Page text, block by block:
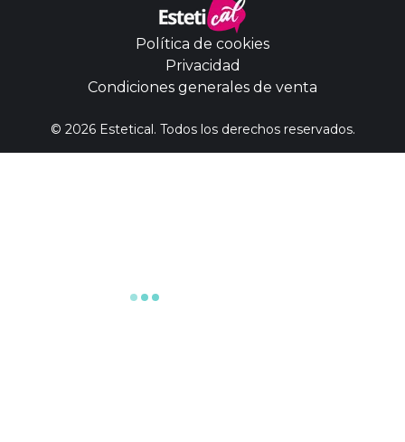
Política de cookies
Privacidad
Condiciones generales de venta
© 2026Estetical. Todos los derechos reservados.